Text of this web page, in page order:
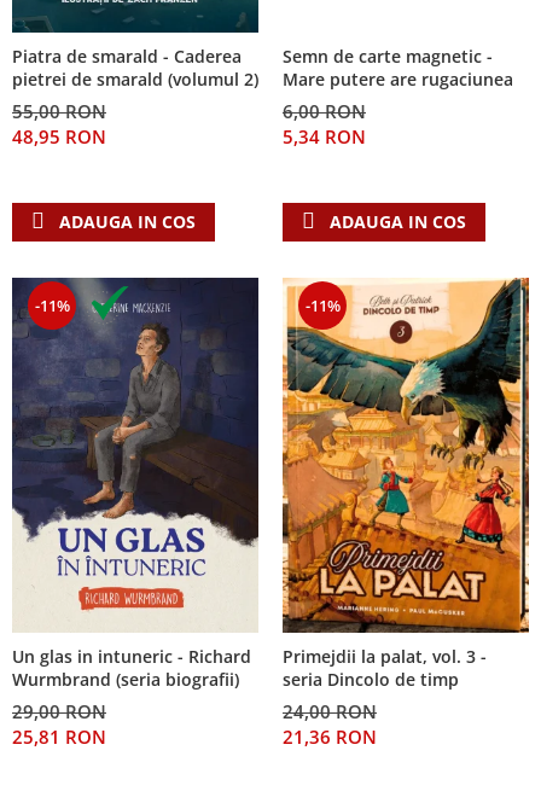
Piatra de smarald - Caderea
pietrei de smarald (volumul 2)
55,00 RON
48,95 RON
ADAUGA IN COS
Semn de carte magnetic -
Mare putere are rugaciunea
6,00 RON
5,34 RON
ADAUGA IN COS
-11%
Un glas in intuneric - Richard
Wurmbrand (seria biografii)
29,00 RON
25,81 RON
-11%
Primejdii la palat, vol. 3 -
seria Dincolo de timp
24,00 RON
21,36 RON